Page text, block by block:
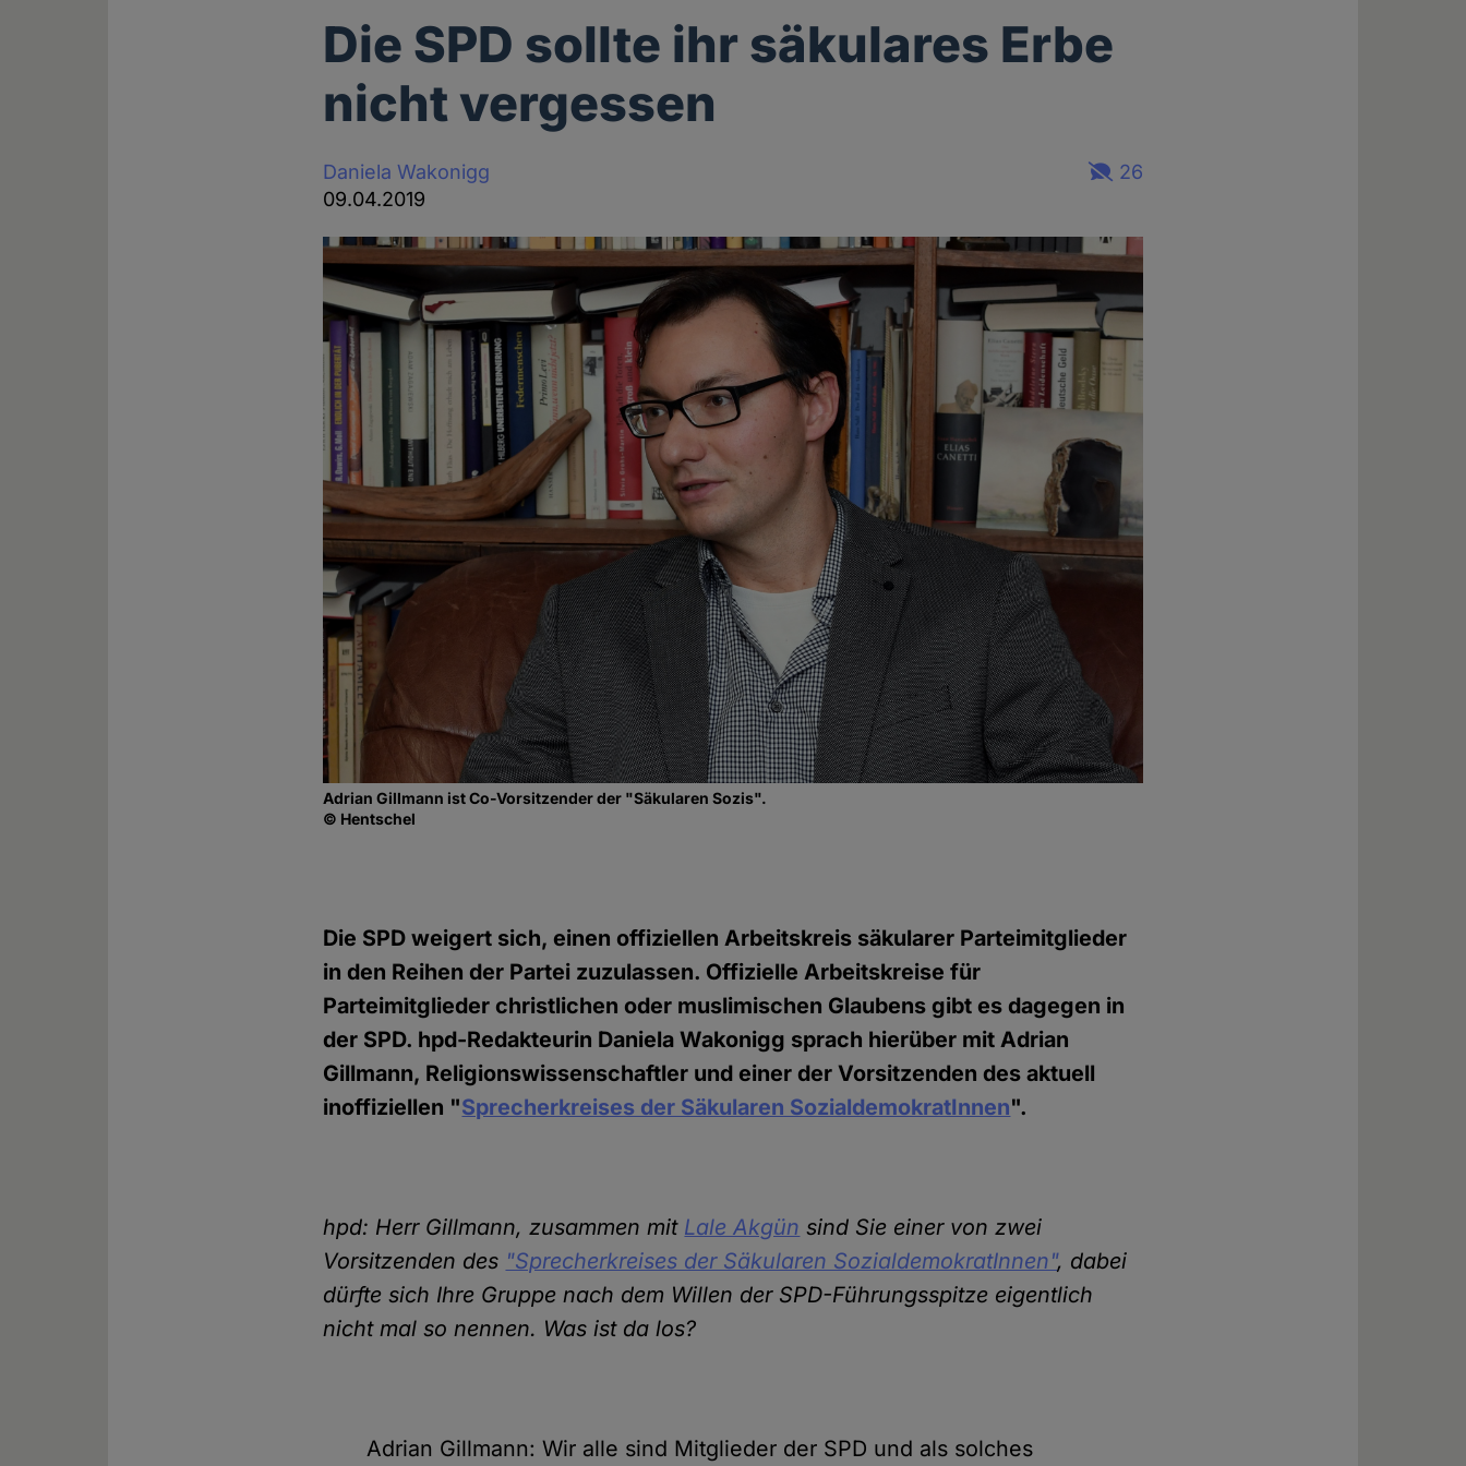
Die SPD sollte ihr säkulares Erbe
nicht vergessen
Daniela Wakonigg
09.04.2019
26
Adrian Gillmann ist Co-Vorsitzender der "Säkularen Sozis".
© Hentschel
Die SPD weigert sich, einen offiziellen Arbeitskreis säkularer Parteimitglieder
in den Reihen der Partei zuzulassen. Offizielle Arbeitskreise für
Parteimitglieder christlichen oder muslimischen Glaubens gibt es dagegen in
der SPD. hpd-Redakteurin Daniela Wakonigg sprach hierüber mit Adrian
Gillmann, Religionswissenschaftler und einer der Vorsitzenden des aktuell
inoffiziellen "Sprecherkreises der Säkularen SozialdemokratInnen".
hpd: Herr Gillmann, zusammen mit Lale Akgün sind Sie einer von zwei
Vorsitzenden des "Sprecherkreises der Säkularen SozialdemokratInnen", dabei
dürfte sich Ihre Gruppe nach dem Willen der SPD-Führungsspitze eigentlich
nicht mal so nennen. Was ist da los?
Adrian Gillmann: Wir alle sind Mitglieder der SPD und als solches